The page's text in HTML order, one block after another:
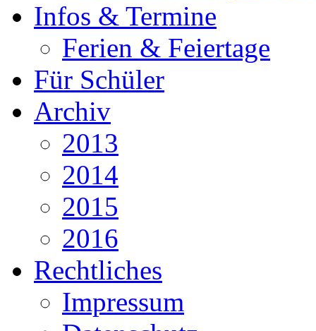
Infos & Termine
Ferien & Feiertage
Für Schüler
Archiv
2013
2014
2015
2016
Rechtliches
Impressum